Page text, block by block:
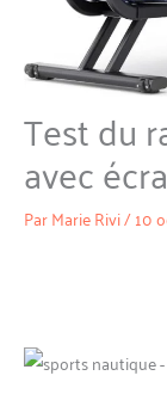
Test du
avec
ParMarie Rivi/10